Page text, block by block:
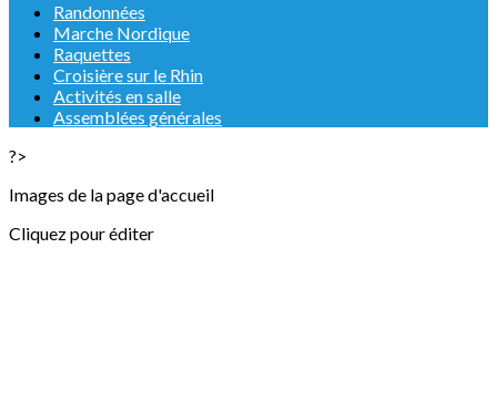
Randonnées
Marche Nordique
Raquettes
Croisière sur le Rhin
Activités en salle
Assemblées générales
?>
Images de la page d'accueil
Cliquez pour éditer